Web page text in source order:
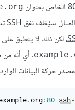
سيُغلف نفق SSH
، لكن ذلك لا ينطبق على
. أي أنه
حركة البيانات
example. org: 80 ssh-